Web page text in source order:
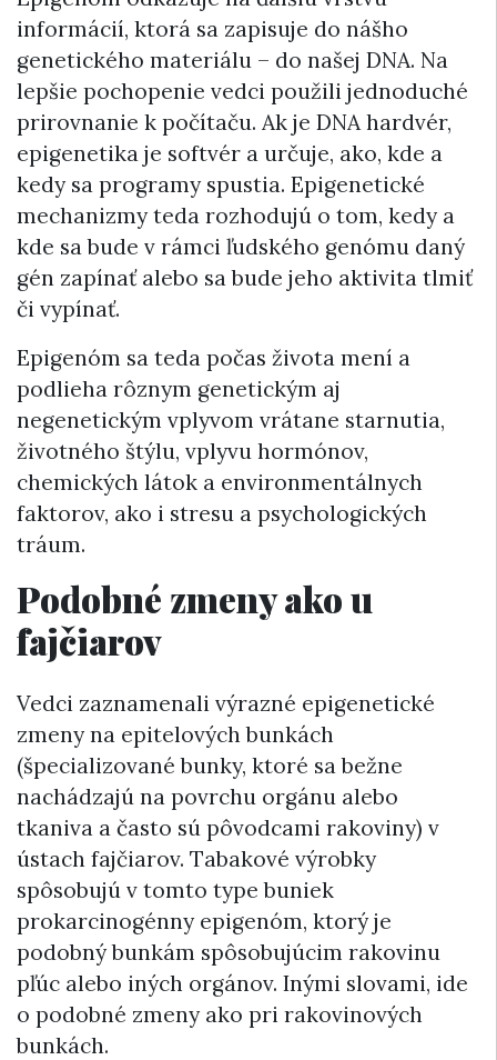
informácií, ktorá sa zapisuje do nášho
genetického materiálu – do našej DNA. Na
lepšie pochopenie vedci použili jednoduché
prirovnanie k počítaču. Ak je DNA hardvér,
epigenetika je softvér a určuje, ako, kde a
kedy sa programy spustia. Epigenetické
mechanizmy teda rozhodujú o tom, kedy a
kde sa bude v rámci ľudského genómu daný
gén zapínať alebo sa bude jeho aktivita tlmiť
či vypínať.
Epigenóm sa teda počas života mení a
podlieha rôznym genetickým aj
negenetickým vplyvom vrátane starnutia,
životného štýlu, vplyvu hormónov,
chemických látok a environmentálnych
faktorov, ako i stresu a psychologických
tráum.
Podobné zmeny ako u
fajčiarov
Vedci zaznamenali výrazné epigenetické
zmeny na epitelových bunkách
(špecializované bunky, ktoré sa bežne
nachádzajú na povrchu orgánu alebo
tkaniva a často sú pôvodcami rakoviny) v
ústach fajčiarov. Tabakové výrobky
spôsobujú v tomto type buniek
prokarcinogénny epigenóm, ktorý je
podobný bunkám spôsobujúcim rakovinu
pľúc alebo iných orgánov. Inými slovami, ide
o podobné zmeny ako pri rakovinových
bunkách.